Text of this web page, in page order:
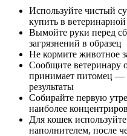
Используйте чистый
купить в
Вымойте руки перед
загрязнений в образец
Не кормите животное
Сообщите ветеринару
принимает питомец —
результаты
Собирайте первую
наиболее
Для кошек
наполнителем, после